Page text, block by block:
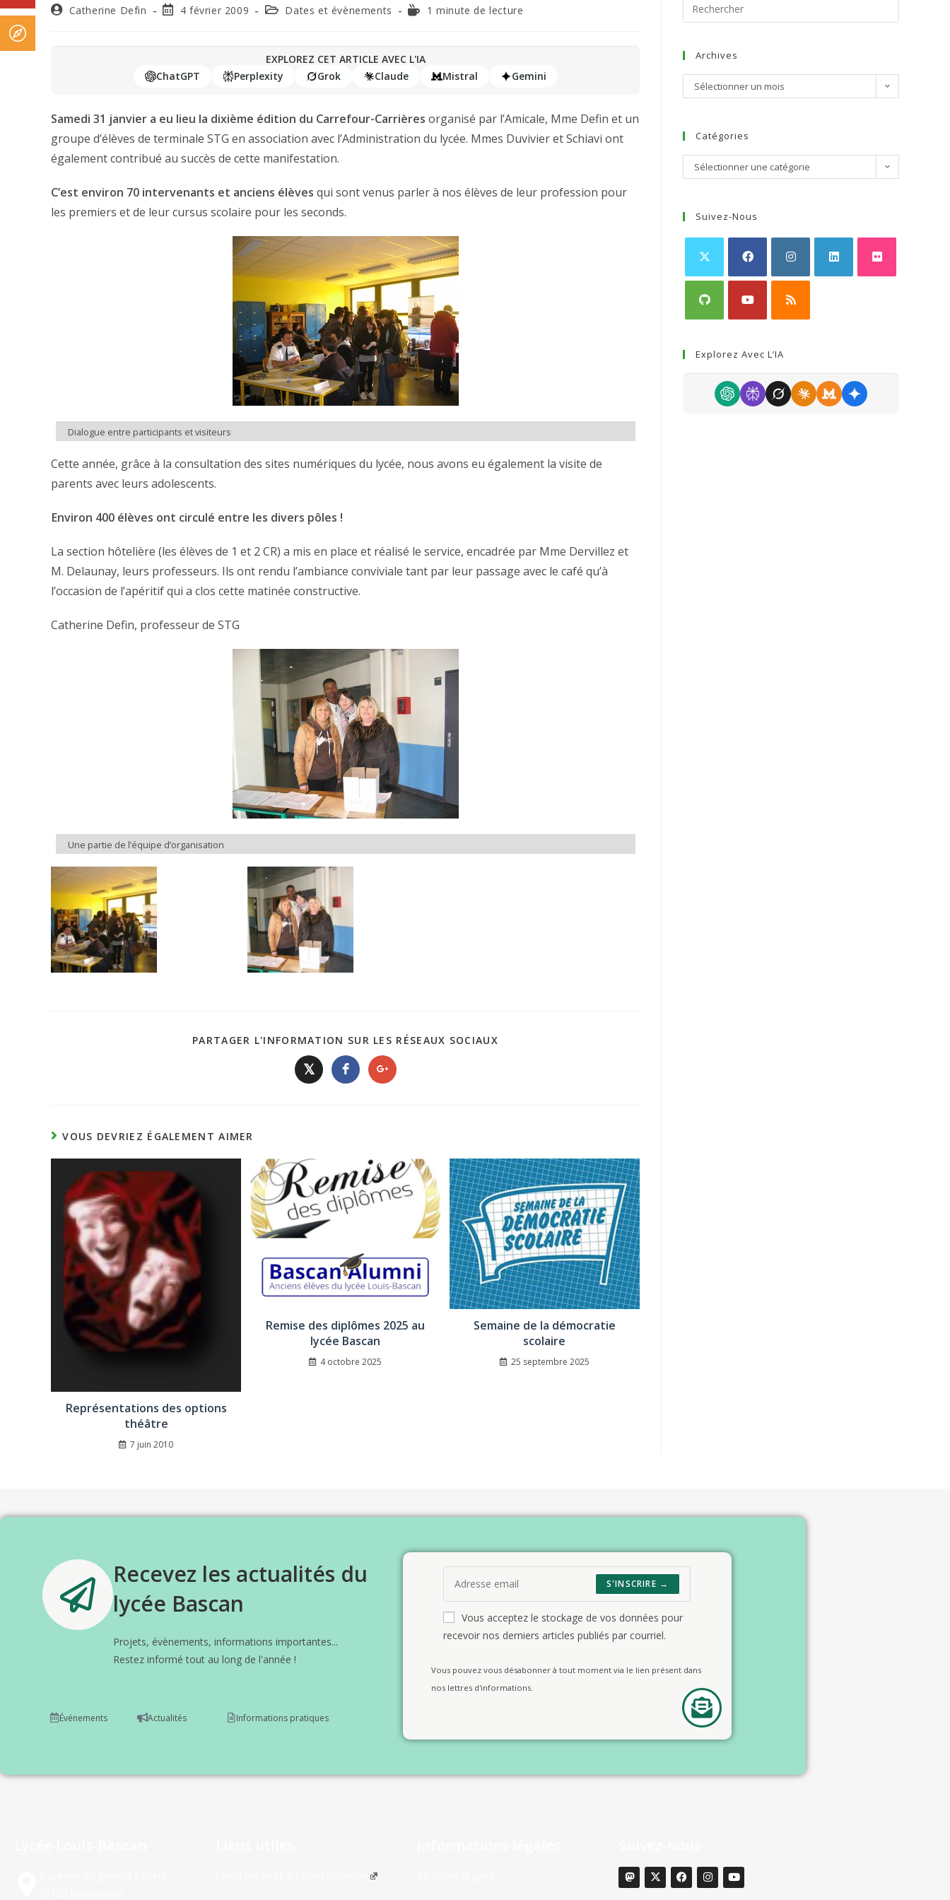
Catherine Defin 4 février 2009 Dates et évènements 1 minute de lecture
EXPLOREZ CET ARTICLE AVEC L'IA
ChatGPT
Perplexity Grok Claude Mistral Gemini
Samedi 31 janvier a eu lieu la dixième édition du Carrefour-Carrières organisé par l’Amicale, Mme Defin et un
groupe d’élèves de terminale STG en association avec l’Administration du lycée. Mmes Duvivier et Schiavi ont
également contribué au succès de cette manifestation.
C’est environ 70 intervenants et anciens élèves qui sont venus parler à nos élèves de leur profession pour
les premiers et de leur cursus scolaire pour les seconds.
Dialogue entre participants et visiteurs
Cette année, grâce à la consultation des sites numériques du lycée, nous avons eu également la visite de
parents avec leurs adolescents.
Environ 400 élèves ont circulé entre les divers pôles !
La section hôtelière (les élèves de 1 et 2 CR) a mis en place et réalisé le service, encadrée par Mme Dervillez et
M. Delaunay, leurs professeurs. Ils ont rendu l’ambiance conviviale tant par leur passage avec le café qu’à
l’occasion de l’apéritif qui a clos cette matinée constructive.
Catherine Defin, professeur de STG
Une partie de l’équipe d’organisation
PARTAGER L'INFORMATION SUR LES RÉSEAUX SOCIAUX
𝕏
VOUS DEVRIEZ ÉGALEMENT AIMER
Représentations des options
théâtre
7 juin 2010
Remise des diplômes 2025 au
lycée Bascan
4 octobre 2025
Semaine de la démocratie
scolaire
25 septembre 2025
Archives
Sélectionner un mois
Catégories
Sélectionner une catégorie
Suivez-Nous
Explorez Avec L’IA
Recevez les actualités du
lycée Bascan
Projets, évènements, informations importantes...
Restez informé tout au long de l'année !
Événements Actualités Informations pratiques
S'INSCRIRE →
Vous acceptez le stockage de vos données pour
recevoir nos derniers articles publiés par courriel.
Vous pouvez vous désabonner à tout moment via le lien présent dans
nos lettres d'informations.